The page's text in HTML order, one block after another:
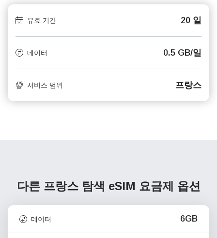
유효 기간 20 일
데이터 0.5 GB/일
서비스 범위 프랑스
다른 프랑스 탐색 eSIM 요금제 옵션
데이터 6GB